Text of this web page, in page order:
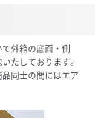
外箱の底面・側
たしております。
同士の間にはエア